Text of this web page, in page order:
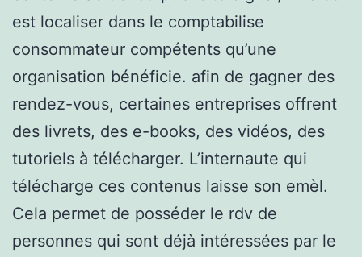
est localiser dans le comptabilise
consommateur compétents qu’une
organisation bénéficie. afin de gagner des
rendez-vous, certaines entreprises offrent
des livrets, des e-books, des vidéos, des
tutoriels à télécharger. L’internaute qui
télécharge ces contenus laisse son emèl.
Cela permet de posséder le rdv de
personnes qui sont déjà intéressées par le